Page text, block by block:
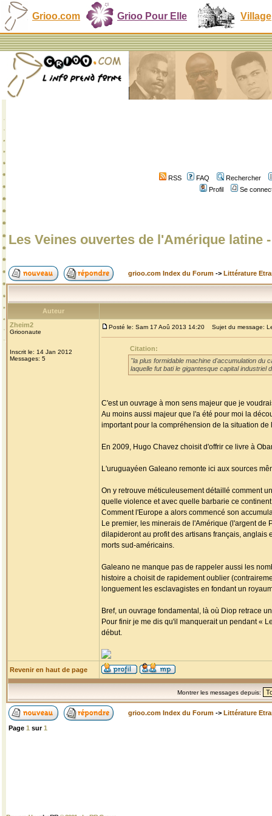
Grioo.com Grioo Pour Elle Village
RSS FAQ
Rechercher
Profil
Se
Les Veines ouvertes de l'Amérique latine
grioo.com Index du Forum -> Littérature
Auteur
Zheim2
Grioonaute
Inscrit le: 14 Jan 2012
Messages: 5
Posté le: Sam 17 Aoû 2013 14:20 Sujet du message:
Citation:
"la plus formidable machine d'accumulation du
laquelle fut bati le gigantesque capital industriel
C'est un ouvrage à mon sens majeur que je
Au moins aussi majeur que l'a été pour moi la
important pour la compréhension de la situation
En 2009, Hugo Chavez choisit d'offrir ce livre à
L'uruguayéen Galeano remonte ici aux sources
On y retrouve méticuleusement détaillé comment
quelle violence et avec quelle barbarie ce
Comment l'Europe a alors commencé son
Le premier, les minerais de l'Amérique (l'argent
dilapideront au profit des artisans français,
morts sud-américains.
Galeano ne manque pas de rappeler aussi les
histoire a choisit de rapidement oublier
longuement les esclavagistes en fondant un
Bref, un ouvrage fondamental, là où Diop retrace
Pour finir je me dis qu'il manquerait un pendant «
début.
Revenir en haut de page
Montrer les messages depuis:
grioo.com Index du Forum -> Littérature
Page 1 sur1